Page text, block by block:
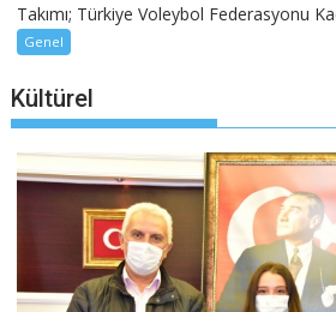
Takımı; Türkiye Voleybol Federasyonu
Genel
Kültürel